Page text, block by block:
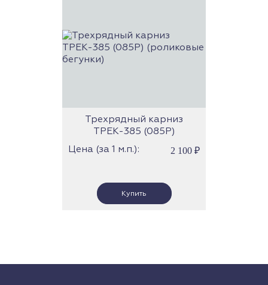
Трехрядный карниз
ТРЕК-385 (085Р)
(роликовые бегунки)
Цена (за 1 м.п.): 2 100 ₽